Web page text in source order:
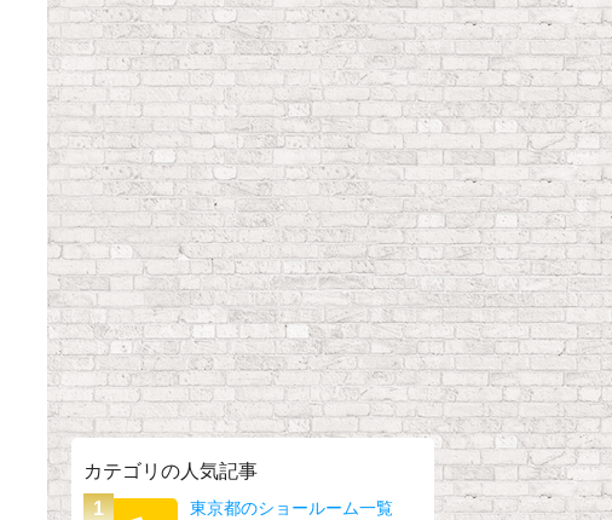
カテゴリの人気記事
東京都のショールーム一覧